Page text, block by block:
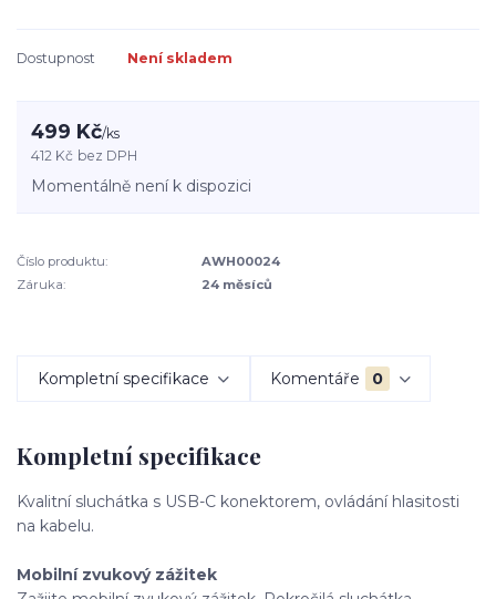
Dostupnost Není skladem
499 Kč/ks
412 Kč bez DPH
Momentálně není k dispozici
Číslo produktu:
AWH00024
Záruka:
24 měsíců
Kompletní specifikace Komentáře 0
Kompletní specifikace
Kvalitní sluchátka s USB-C konektorem, ovládání hlasitosti
na kabelu.
Mobilní zvukový zážitek